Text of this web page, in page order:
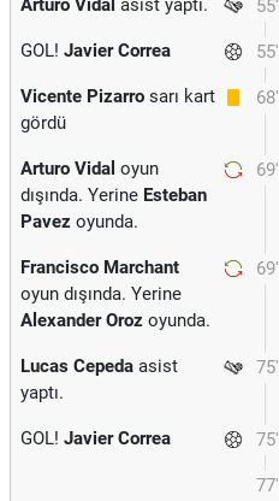
55'
Arturo Vidal asist yaptı.
55'
GOL! Javier Correa
68'
Vicente Pizarro sarı kart
gördü
69'
Arturo Vidal oyun
dışında. Yerine Esteban
Pavez oyunda.
69'
Francisco Marchant
oyun dışında. Yerine
Alexander Oroz oyunda.
75'
Lucas Cepeda asist
yaptı.
75'
GOL! Javier Correa
77'